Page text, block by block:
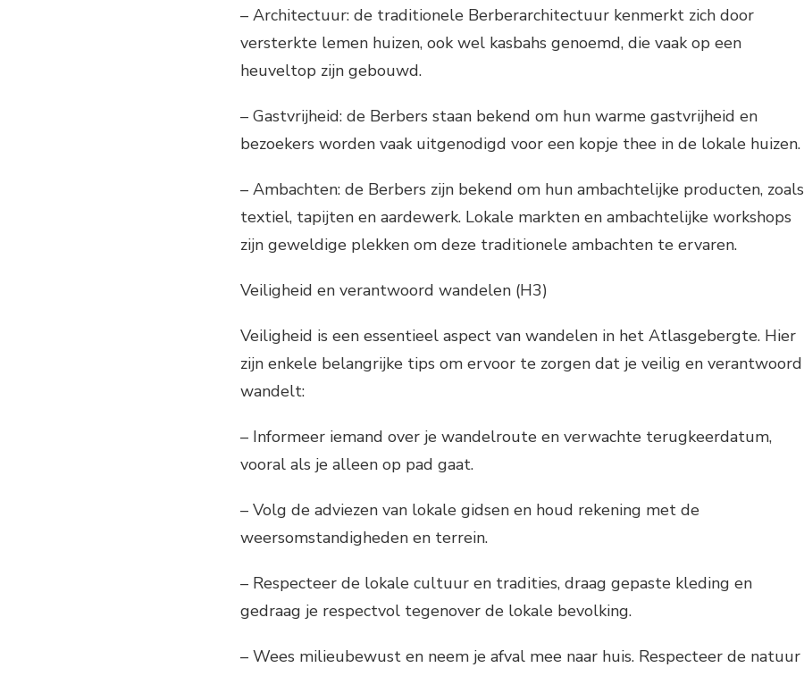
– Architectuur: de traditionele Berberarchitectuur kenmerkt zich door
versterkte lemen huizen, ook wel kasbahs genoemd, die vaak op een
heuveltop zijn gebouwd.
– Gastvrijheid: de Berbers staan bekend om hun warme gastvrijheid en
bezoekers worden vaak uitgenodigd voor een kopje thee in de lokale huizen.
– Ambachten: de Berbers zijn bekend om hun ambachtelijke producten, zoals
textiel, tapijten en aardewerk. Lokale markten en ambachtelijke workshops
zijn geweldige plekken om deze traditionele ambachten te ervaren.
Veiligheid en verantwoord wandelen (H3)
Veiligheid is een essentieel aspect van wandelen in het Atlasgebergte. Hier
zijn enkele belangrijke tips om ervoor te zorgen dat je veilig en verantwoord
wandelt:
– Informeer iemand over je wandelroute en verwachte terugkeerdatum,
vooral als je alleen op pad gaat.
– Volg de adviezen van lokale gidsen en houd rekening met de
weersomstandigheden en terrein.
– Respecteer de lokale cultuur en tradities, draag gepaste kleding en
gedraag je respectvol tegenover de lokale bevolking.
– Wees milieubewust en neem je afval mee naar huis. Respecteer de natuur